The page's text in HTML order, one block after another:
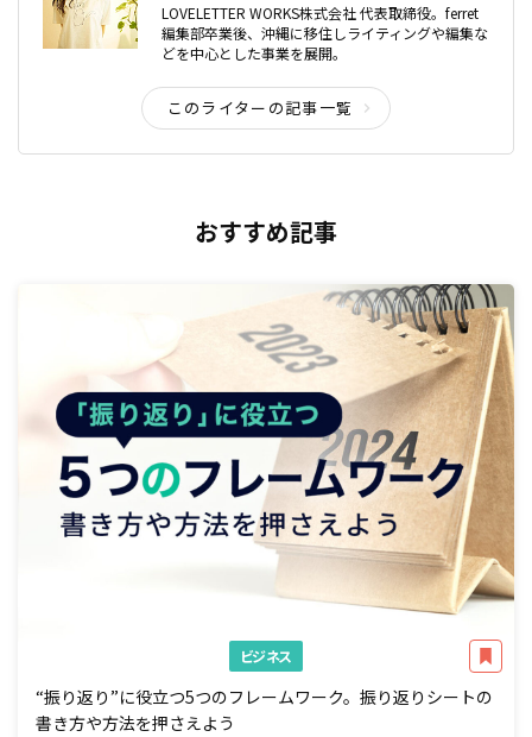
LOVELETTER WORKS株式会社 代表取締役。ferret
編集部卒業後、沖縄に移住しライティングや編集な
どを中心とした事業を展開。
このライターの記事一覧
おすすめ記事
ビジネス
“振り返り”に役立つ5つのフレームワーク。振り返りシートの
書き方や方法を押さえよう